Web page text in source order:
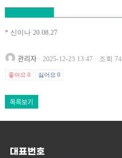
* 신이나 20.08.27
관리자 · 2025-12-23 13:47 · 조회 74
좋아요 0 싫어요 0
목록보기
대표번호